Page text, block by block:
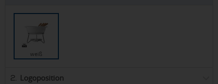
weiß
2. Logoposition